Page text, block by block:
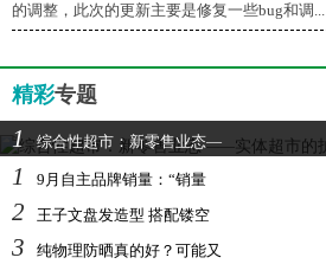
的调整，此次的更新主要是修复一些bug和调...
精彩专题
1 综合性超市：新零售业态—
1 9月自主品牌销量：“销量
2 王子文盘发造型 搭配镂空
3 纯物理防晒真的好？可能又